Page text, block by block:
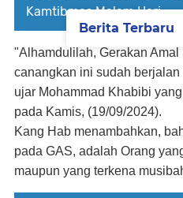
Kamtibmas Malam Hari
"Alhamdulilah, Gerakan Amal
canangkan ini sudah
ujar Mohammad Khabibi
pada Kamis, (19/09/2024).
Kang Hab menambahkan,
pada GAS, adalah Orang
maupun yang terkena
Berita Terbaru